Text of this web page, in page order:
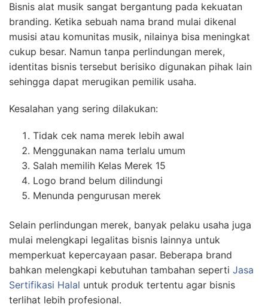
Bisnis alat musik sangat bergantung pada kekuatan
branding. Ketika sebuah nama brand mulai dikenal
musisi atau komunitas musik, nilainya bisa meningkat
cukup besar. Namun tanpa perlindungan merek,
identitas bisnis tersebut berisiko digunakan pihak lain
sehingga dapat merugikan pemilik usaha.
Kesalahan yang sering dilakukan:
Tidak cek nama merek lebih awal
Menggunakan nama terlalu umum
Salah memilih Kelas Merek 15
Logo brand belum dilindungi
Menunda pengurusan merek
Selain perlindungan merek, banyak pelaku usaha juga
mulai melengkapi legalitas bisnis lainnya untuk
memperkuat kepercayaan pasar. Beberapa brand
bahkan melengkapi kebutuhan tambahan seperti Jasa
Sertifikasi Halal untuk produk tertentu agar bisnis
terlihat lebih profesional.